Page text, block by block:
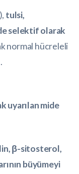
tulsi,
selektif olarak
normal hücreleli
uyarılan mide
β-sitosterol,
büyümeyi